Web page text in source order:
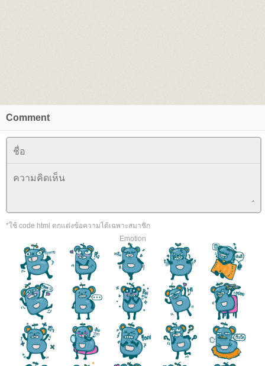
Comment
*ใช้ code html ตกแต่งข้อความได้เฉพาะสมาชิก
Emotion